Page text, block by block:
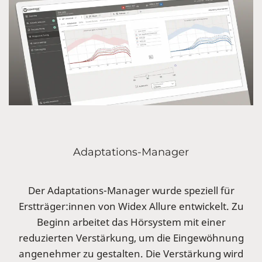
Adaptations-Manager
Der Adaptations-Manager wurde speziell für
Erstträger:innen von Widex Allure entwickelt. Zu
Beginn arbeitet das Hörsystem mit einer
reduzierten Verstärkung, um die Eingewöhnung
angenehmer zu gestalten. Die Verstärkung wird